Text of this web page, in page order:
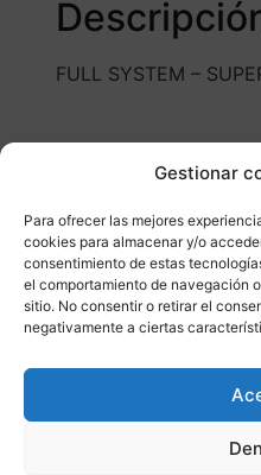
Gestionar
Para ofrecer las mejores
cookies para almacenar y/o
consentimiento de estas
el comportamiento de navegación
sitio. No consentir o retirar el
negativamente a ciertas
FULL SYSTEM –
Otros